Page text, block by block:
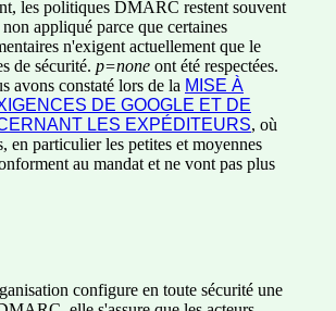
les politiques DMARC restent souvent
appliqué parce que certaines
n'exigent actuellement que le
de sécurité. p=none ont été respectées.
avons constaté lors de la MISE À
DE GOOGLE ET DE
LES EXPÉDITEURS, où
en particulier les petites et moyennes
au mandat et ne vont pas plus
configure en toute sécurité une